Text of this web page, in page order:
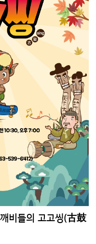
비들의 고고씽(古鼓